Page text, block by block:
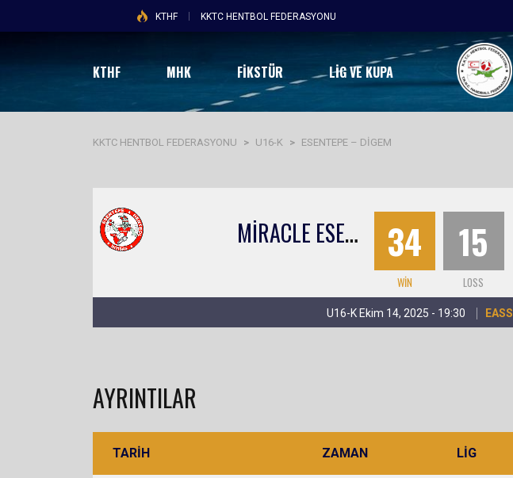
KTHF KKTC HENTBOL FEDERASYONU
KTHF MHK FİKSTÜR LIG VE KUPA
KKTC HENTBOL FEDERASYONU > U16-K > ESENTEPE – DİGEM
M
İRACLE ESENTEPE U16. 34
WIN
15
LOSS
U16-K Ekim 14, 2025 - 19:30 EASS
AYRINTILAR
TARIH ZAMAN LIG